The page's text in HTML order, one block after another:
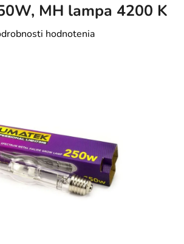
MH lampa 4200 K
produktu je 0,0 z 5 hviezdičiek.
hodnotenia